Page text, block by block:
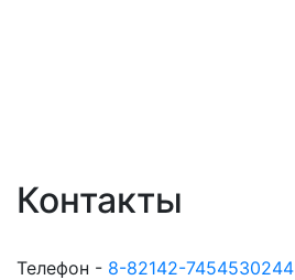
Контакты
Телефон - 8-82142-7454530244